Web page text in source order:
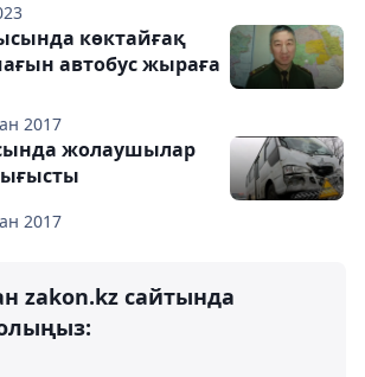
2017
көктайғақ
автобус жыраға
2017
жолаушылар
zakon.kz сайтында